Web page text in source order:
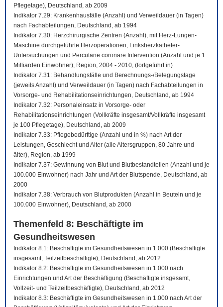
Pflegetage), Deutschland, ab 2009
Indikator 7.29: Krankenhausfälle (Anzahl) und Verweildauer (in Tagen)
nach Fachabteilungen, Deutschland, ab 1994
Indikator 7.30: Herzchirurgische Zentren (Anzahl), mit Herz-Lungen-
Maschine durchgeführte Herzoperationen, Linksherzkatheter-
Untersuchungen und Percutane coronare Intervention (Anzahl und je 1
Milliarden Einwohner), Region, 2004 - 2010, (fortgeführt in)
Indikator 7.31: Behandlungsfälle und Berechnungs-/Belegungstage
(jeweils Anzahl) und Verweildauer (in Tagen) nach Fachabteilungen in
Vorsorge- und Rehabilitationseinrichtungen, Deutschland, ab 1994
Indikator 7.32: Personaleinsatz in Vorsorge- oder
Rehabilitationseinrichtungen (Vollkräfte insgesamt/Vollkräfte insgesamt
je 100 Pflegetage), Deutschland, ab 2009
Indikator 7.33: Pflegebedürftige (Anzahl und in %) nach Art der
Leistungen, Geschlecht und Alter (alle Altersgruppen, 80 Jahre und
älter), Region, ab 1999
Indikator 7.37: Gewinnung von Blut und Blutbestandteilen (Anzahl und je
100.000 Einwohner) nach Jahr und Art der Blutspende, Deutschland, ab
2000
Indikator 7.38: Verbrauch von Blutprodukten (Anzahl in Beuteln und je
100.000 Einwohner), Deutschland, ab 2000
Themenfeld 8: Beschäftigte im
Gesundheitswesen
Indikator 8.1: Beschäftigte im Gesundheitswesen in 1.000 (Beschäftigte
insgesamt, Teilzeitbeschäftigte), Deutschland, ab 2012
Indikator 8.2: Beschäftigte im Gesundheitswesen in 1.000 nach
Einrichtungen und Art der Beschäftigung (Beschäftigte insgesamt,
Vollzeit- und Teilzeitbeschäftigte), Deutschland, ab 2012
Indikator 8.3: Beschäftigte im Gesundheitswesen in 1.000 nach Art der